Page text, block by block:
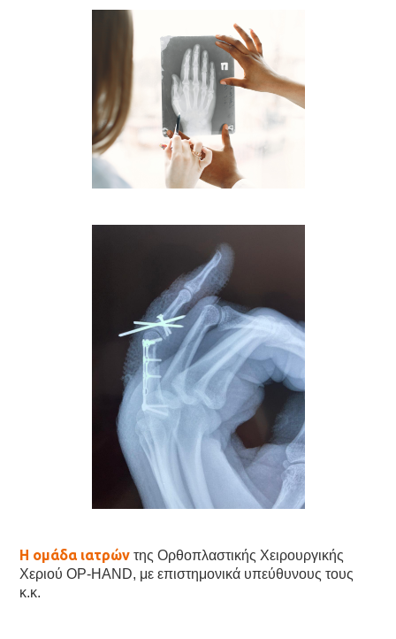
Η ομάδα ιατρώντης Ορθοπλαστικής Χειρουργικής
Χεριού OP-HAND, με επιστημονικά υπεύθυνους τους
κ.κ.